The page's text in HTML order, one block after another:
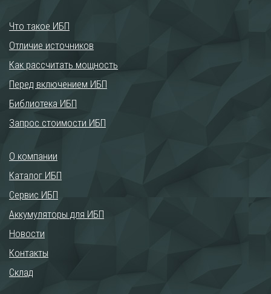
Что такое ИБП
Отличие источников
Как рассчитать мощность
Перед включением ИБП
Библиотека ИБП
Запрос стоимости ИБП
О компании
Каталог ИБП
Сервис ИБП
Аккумуляторы для ИБП
Новости
Контакты
Склад